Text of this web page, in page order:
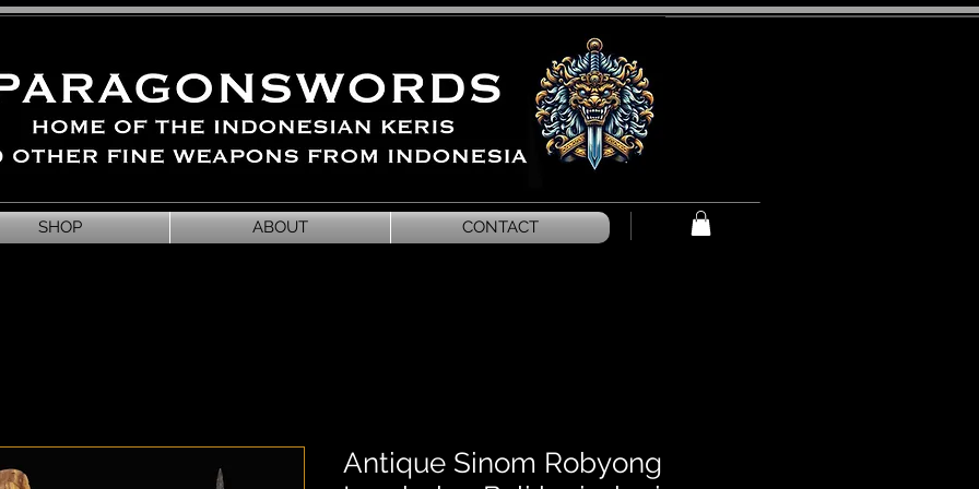
SHOP ABOUT CONTACT
Antique Sinom Robyong